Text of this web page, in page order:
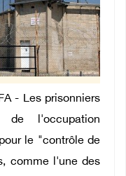
- Les prisonniers
l'occupation
le "contrôle de
comme l'une des